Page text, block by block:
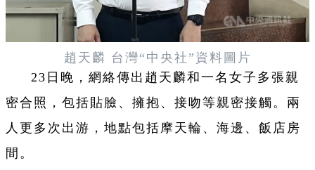
趙天麟 台灣“中央社”資料圖片
23日晚，網絡傳出趙天麟和一名女子多張親
密合照，包括貼臉、擁抱、接吻等親密接觸。兩
人更多次出游，地點包括摩天輪、海邊、飯店房
間。